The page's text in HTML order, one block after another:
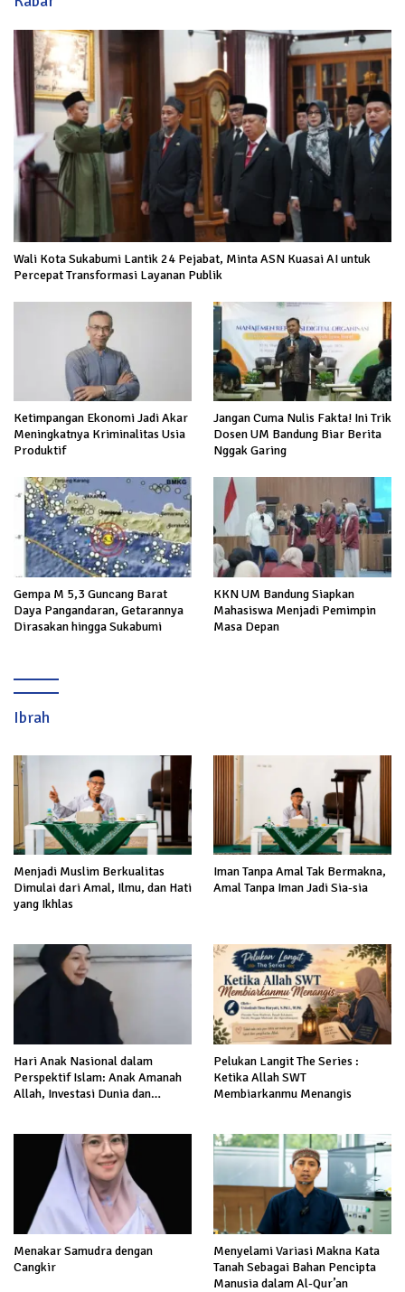
Wali Kota Sukabumi Lantik 24 Pejabat, Minta ASN Kuasai AI untuk
Percepat Transformasi Layanan Publik
Ketimpangan Ekonomi Jadi Akar
Meningkatnya Kriminalitas Usia
Produktif
Jangan Cuma Nulis Fakta! Ini Trik
Dosen UM Bandung Biar Berita
Nggak Garing
Gempa M 5,3 Guncang Barat
Daya Pangandaran, Getarannya
Dirasakan hingga Sukabumi
KKN UM Bandung Siapkan
Mahasiswa Menjadi Pemimpin
Masa Depan
Ibrah
Menjadi Muslim Berkualitas
Dimulai dari Amal, Ilmu, dan Hati
yang Ikhlas
Iman Tanpa Amal Tak Bermakna,
Amal Tanpa Iman Jadi Sia-sia
Hari Anak Nasional dalam
Perspektif Islam: Anak Amanah
Allah, Investasi Dunia dan
Pelukan Langit The Series :
Ketika Allah SWT
Membiarkanmu Menangis
Menakar Samudra dengan
Cangkir
Menyelami Variasi Makna Kata
Tanah Sebagai Bahan Pencipta
Manusia dalam Al-Qur’an